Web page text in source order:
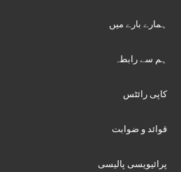
ہمارے بارے میں
ہم سے رابطہ
کاپی رائٹس
قوائد و ضوابت
پرائیویسی پالیسی